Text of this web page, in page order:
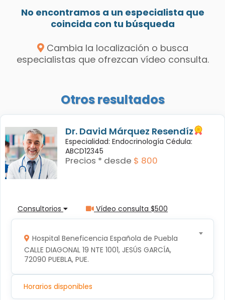
No encontramos a un especialista que
coincida con tu búsqueda
Cambia la localización o busca
especialistas que ofrezcan vídeo consulta.
Otros resultados
Dr. David Márquez Resendíz
Especialidad: Endocrinología Cédula:
ABCD12345
Precios * desde $ 800
Consultorios Vídeo consulta $500
Hospital Beneficencia Española de Puebla
CALLE DIAGONAL 19 NTE 1001, JESÚS GARCÍA,
72090 PUEBLA, PUE.
Horarios disponibles